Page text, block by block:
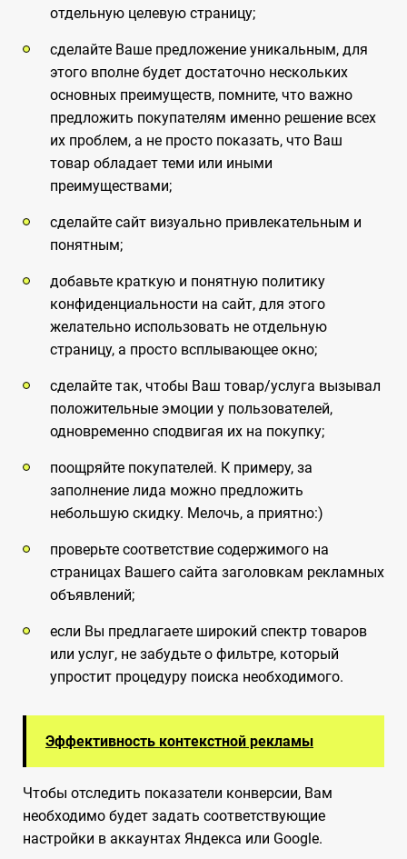
отдельную целевую страницу;
сделайте Ваше предложение уникальным, для
этого вполне будет достаточно нескольких
основных преимуществ, помните, что важно
предложить покупателям именно решение всех
их проблем, а не просто показать, что Ваш
товар обладает теми или иными
преимуществами;
сделайте сайт визуально привлекательным и
понятным;
добавьте краткую и понятную политику
конфиденциальности на сайт, для этого
желательно использовать не отдельную
страницу, а просто всплывающее окно;
сделайте так, чтобы Ваш товар/услуга вызывал
положительные эмоции у пользователей,
одновременно сподвигая их на покупку;
поощряйте покупателей. К примеру, за
заполнение лида можно предложить
небольшую скидку. Мелочь, а приятно:)
проверьте соответствие содержимого на
страницах Вашего сайта заголовкам рекламных
объявлений;
если Вы предлагаете широкий спектр товаров
или услуг, не забудьте о фильтре, который
упростит процедуру поиска необходимого.
Эффективность контекстной рекламы
Чтобы отследить показатели конверсии, Вам
необходимо будет задать соответствующие
настройки в аккаунтах Яндекса или Google.